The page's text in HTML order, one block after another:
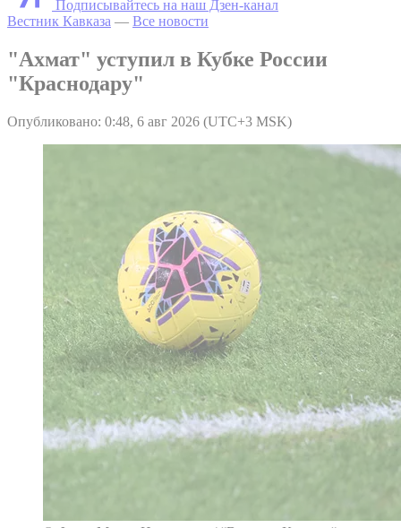
Подписывайтесь на наш Дзен-канал
Вестник Кавказа — Все новости
"Ахмат" уступил в Кубке России
"Краснодару"
Опубликовано: 0:48, 6 авг 2026 (UTC+3 MSK)